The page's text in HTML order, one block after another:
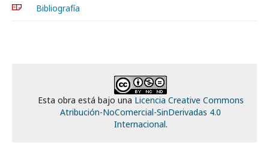
Bibliografía
Esta obra está bajo una Licencia Creative Commons
Atribución-NoComercial-SinDerivadas 4.0
Internacional.